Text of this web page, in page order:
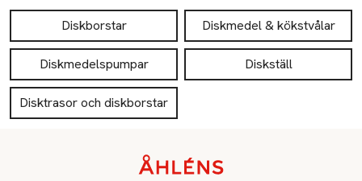
Diskborstar Diskmedel & kökstvålar
Diskmedelspumpar Diskställ
Disktrasor och diskborstar